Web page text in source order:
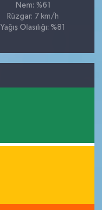
Nem: %61
Rüzgar: 7 km/h
Yağış Olasılığı: %81